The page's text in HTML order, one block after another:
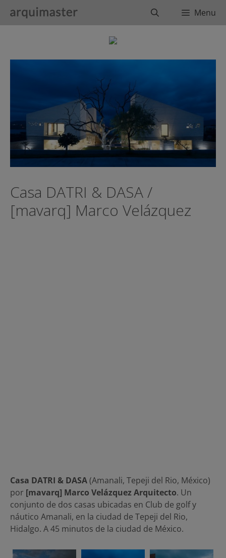
BuscarMenu
Casa DATRI & DASA /
[mavarq] Marco Velázquez
Casa DATRI & DASA(Amanali, Tepeji del Rio, México)
por [mavarq] Marco Velázquez Arquitecto. Un
conjunto de dos casas ubicadas en Club de golf y
náutico Amanali, en la ciudad de Tepeji del Rio,
Hidalgo. A 45 minutos de la ciudad de México.